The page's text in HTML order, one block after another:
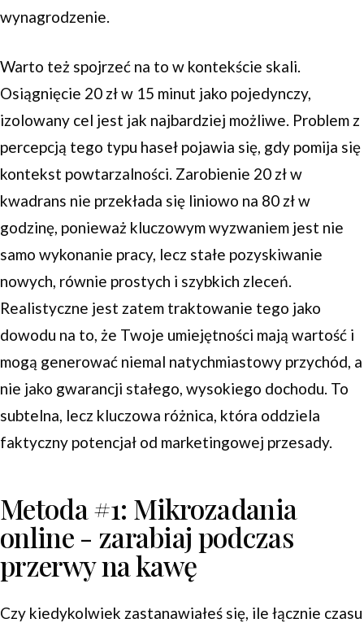
wynagrodzenie.
Warto też spojrzeć na to w kontekście skali.
Osiągnięcie 20 zł w 15 minut jako pojedynczy,
izolowany cel jest jak najbardziej możliwe. Problem z
percepcją tego typu haseł pojawia się, gdy pomija się
kontekst powtarzalności. Zarobienie 20 zł w
kwadrans nie przekłada się liniowo na 80 zł w
godzinę, ponieważ kluczowym wyzwaniem jest nie
samo wykonanie pracy, lecz stałe pozyskiwanie
nowych, równie prostych i szybkich zleceń.
Realistyczne jest zatem traktowanie tego jako
dowodu na to, że Twoje umiejętności mają wartość i
mogą generować niemal natychmiastowy przychód, a
nie jako gwarancji stałego, wysokiego dochodu. To
subtelna, lecz kluczowa różnica, która oddziela
faktyczny potencjał od marketingowej przesady.
Metoda #1: Mikrozadania
online - zarabiaj podczas
przerwy na kawę
Czy kiedykolwiek zastanawiałeś się, ile łącznie czasu